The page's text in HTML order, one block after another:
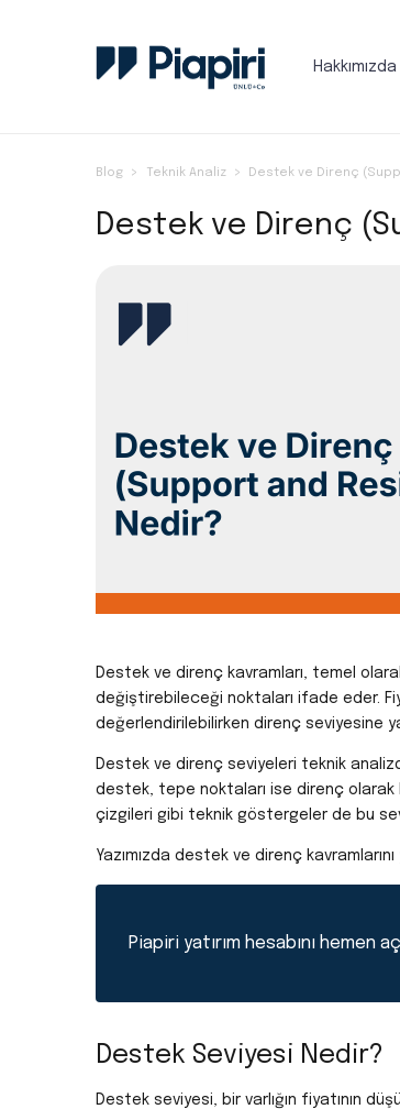
Hakkımızda
Blog Teknik Analiz Destek ve Direnç
Destek ve Direnç
Destek ve direnç kavramları, temel
değiştirebileceği noktaları ifade eder.
değerlendirilebilirken direnç seviyesine
Destek ve direnç seviyeleri teknik
destek, tepe noktaları ise direnç olarak
çizgileri gibi teknik göstergeler de bu
Yazımızda destek ve direnç
Piapiri yatırım hesabını hemen
Destek Seviyesi Nedir?
Destek seviyesi, bir varlığın fiyatının